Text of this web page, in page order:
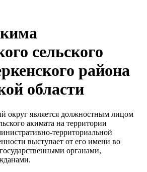
сельского
района
области
округ является должностным лицом
акимата на территории
территориальной
выступает от его имени во
органами,